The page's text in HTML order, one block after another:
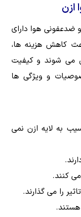
ازن
ضدعفونی هوا دارای
کاهش هزینه ها،
می شوند و کیفیت
و ویژگی ها
به لایه ازن نمی
کنند.
را می گذارند.